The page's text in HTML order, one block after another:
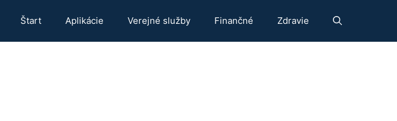
Štart Aplikácie Verejné služby Finančné Zdravie